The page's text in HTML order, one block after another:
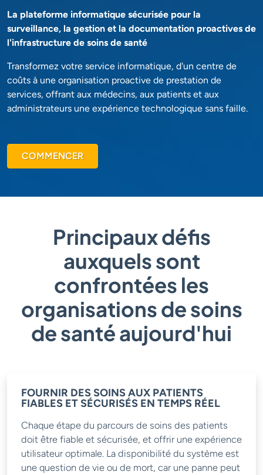
La plateforme informatique sécurisée pour la
surveillance, la gestion et la documentation proactives de
l'infrastructure de soins de santé
Transformez votre service informatique, d'un centre de
coûts à une organisation proactive de prestation de
services, offrant aux médecins, aux patients et aux
administrateurs une expérience technologique sans faille.
COMMENCER
Principaux défis
auxquels sont
confrontées les
organisations de soins
de santé aujourd'hui
FOURNIR DES SOINS AUX PATIENTS
FIABLES ET SÉCURISÉS EN TEMPS RÉEL
Chaque étape du parcours de soins des patients
doit être fiable et sécurisée, et offrir une expérience
utilisateur optimale. La disponibilité du système est
une question de vie ou de mort, car une panne peut